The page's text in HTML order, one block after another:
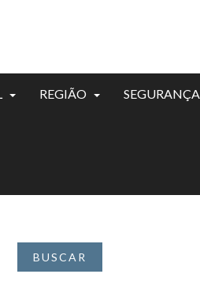
REGIÃO SEGURANÇA
BUSCAR